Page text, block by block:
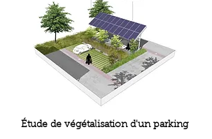
Étude de végétalisation d'un parking